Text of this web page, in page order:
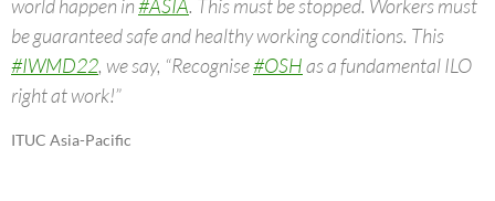
world happen in#ASIA. This must be stopped. Workers must
be guaranteed safe and healthy working conditions. This
#IWMD22, we say, “Recognise#OSHas a fundamental ILO
right at work!”
ITUC Asia-Pacific